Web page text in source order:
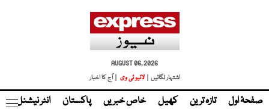
AUGUST 06, 2026
اشتہار لگائیں |
لائیو ٹی وی | آج کا اخبار
صفحۂ اول تازہ ترین کھیل خاص خبریں پاکستان انٹر نیشنل